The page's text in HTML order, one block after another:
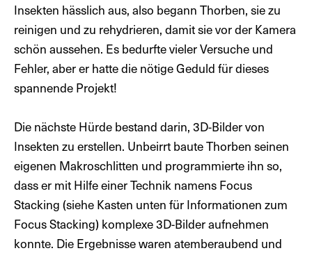
Insekten hässlich aus, also begann Thorben, sie zu
reinigen und zu rehydrieren, damit sie vor der Kamera
schön aussehen. Es bedurfte vieler Versuche und
Fehler, aber er hatte die nötige Geduld für dieses
spannende Projekt!
Die nächste Hürde bestand darin, 3D-Bilder von
Insekten zu erstellen. Unbeirrt baute Thorben seinen
eigenen Makroschlitten und programmierte ihn so,
dass er mit Hilfe einer Technik namens Focus
Stacking (siehe Kasten unten für Informationen zum
Focus Stacking) komplexe 3D-Bilder aufnehmen
konnte. Die Ergebnisse waren atemberaubend und